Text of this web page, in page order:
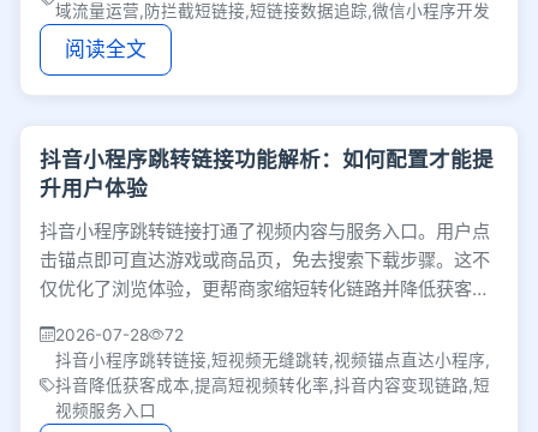
域流量运营,防拦截短链接,短链接数据追踪,微信小程序开发
阅读全文
抖音小程序跳转链接功能解析：如何配置才能提
升用户体验
抖音小程序跳转链接打通了视频内容与服务入口。用户点
击锚点即可直达游戏或商品页，免去搜索下载步骤。这不
仅优化了浏览体验，更帮商家缩短转化链路并降低获客成
2026-07-28
72
抖音小程序跳转链接,短视频无缝跳转,视频锚点直达小程序,
抖音降低获客成本,提高短视频转化率,抖音内容变现链路,短
视频服务入口